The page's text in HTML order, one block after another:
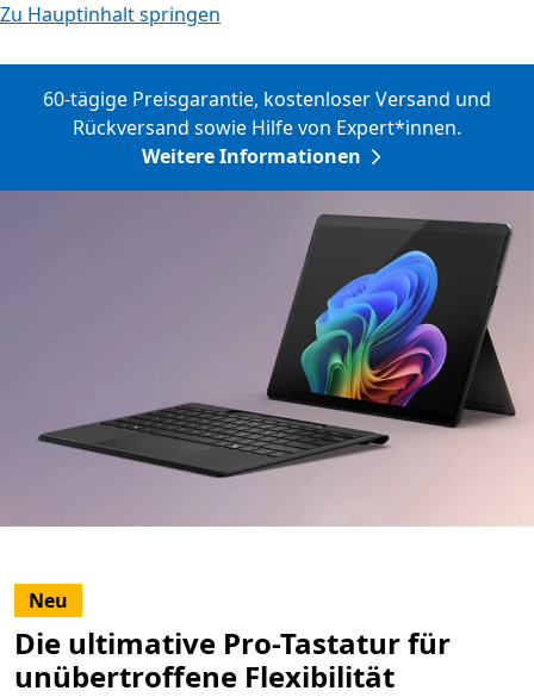
Zu Hauptinhalt springen
60-tägige Preisgarantie, kostenloser Versand und
Rückversand sowie Hilfe von Expert*innen.
Weitere Informationen
Neu
Die ultimative Pro-Tastatur für
unübertroffene Flexibilität